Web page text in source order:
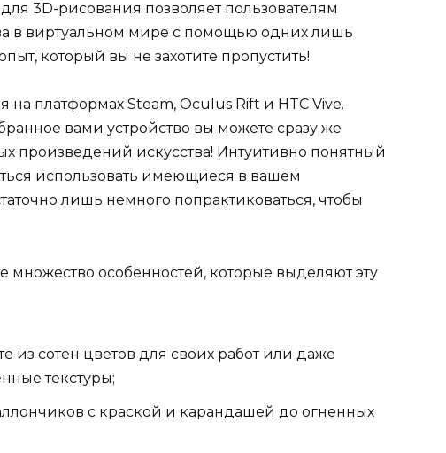
3D-рисования позволяет пользователям
в виртуальном мире с помощью одних лишь
который вы не захотите пропустить!
на платформах Steam, Oculus Rift и HTC Vive.
вами устройство вы можете сразу же
произведений искусства! Интуитивно понятный
использовать имеющиеся в вашем
лишь немного попрактиковаться, чтобы
особенностей, которые выделяют эту
из сотен цветов для своих работ или даже
текстуры;
с краской и карандашей до огненных